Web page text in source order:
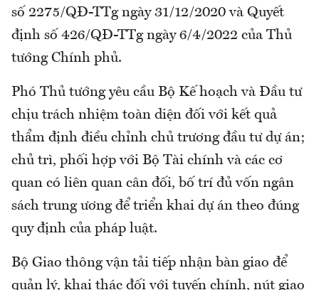
số 2275/QĐ-TTg ngày 31/12/2020 và Quyết
định số 426/QĐ-TTg ngày 6/4/2022 của Thủ
tướng Chính phủ.
Phó Thủ tướng yêu cầu Bộ Kế hoạch và Đầu tư
chịu trách nhiệm toàn diện đối với kết quả
thẩm định điều chỉnh chủ trương đầu tư dự án;
chủ trì, phối hợp với Bộ Tài chính và các cơ
quan có liên quan cân đối, bố trí đủ vốn ngân
sách trung ương để triển khai dự án theo đúng
quy định của pháp luật.
Bộ Giao thông vận tải tiếp nhận bàn giao để
quản lý, khai thác đối với tuyến chính, nút giao